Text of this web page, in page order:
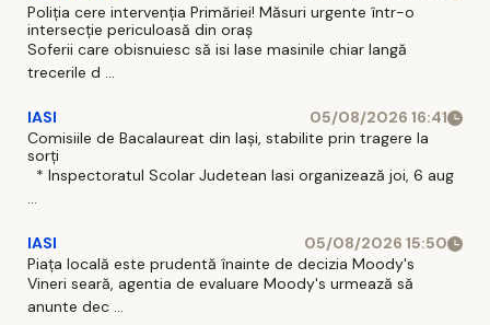
Poliția cere intervenția Primăriei! Măsuri urgente într-o
intersecție periculoasă din oraș
Soferii care obisnuiesc să isi lase masinile chiar langă
trecerile d ...
IASI
05/08/2026 16:41
Comisiile de Bacalaureat din Iași, stabilite prin tragere la
sorți
* Inspectoratul Scolar Judetean Iasi organizează joi, 6 aug
...
IASI
05/08/2026 15:50
Piața locală este prudentă înainte de decizia Moody's
Vineri seară, agentia de evaluare Moody's urmează să
anunte dec ...